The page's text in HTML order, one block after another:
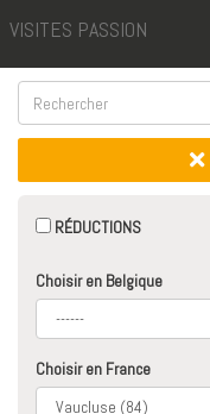
VISITES PASSION
RÉDUCTIONS
Choisir en Belgique
Choisir en France